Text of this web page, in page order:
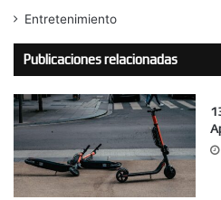
Entretenimiento
Publicaciones relacionadas